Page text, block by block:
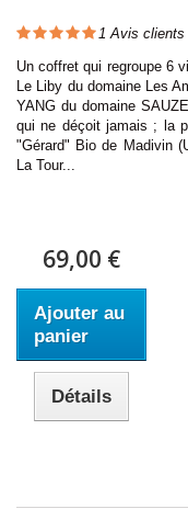
1 Avis clients
Un coffret qui regroupe 6
Le Liby du domaine Les
YANG du domaine
qui ne déçoit jamais ; la
"Gérard" Bio de Madivin
La Tour...
69,00 €
Ajouter au
panier
Détails